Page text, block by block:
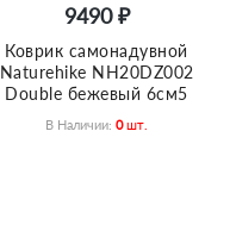
9490 ₽
Коврик самонадувной
Naturehike NH20DZ002
Double бежевый 6см5
В Наличии: 0 Шт.